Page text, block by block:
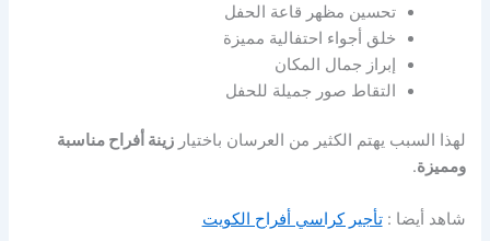
تحسين مظهر قاعة الحفل
خلق أجواء احتفالية مميزة
إبراز جمال المكان
التقاط صور جميلة للحفل
لهذا السبب يهتم الكثير من العرسان باختيارزينة أفراح مناسبة
ومميزة.
شاهد أيضا :تأجير كراسي أفراح الكويت